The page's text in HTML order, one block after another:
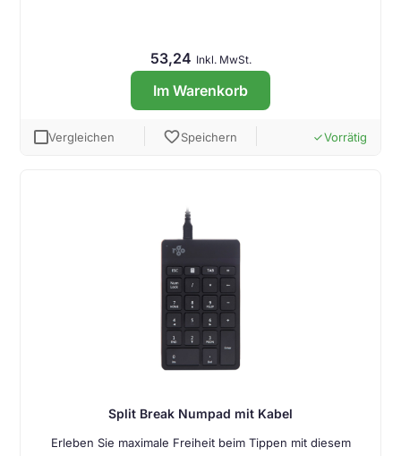
53,24 Inkl. MwSt.
Im Warenkorb
Vergleichen favoriteSpeichern doneVorrätig
Split Break Numpad mit Kabel
Erleben Sie maximale Freiheit beim Tippen mit diesem